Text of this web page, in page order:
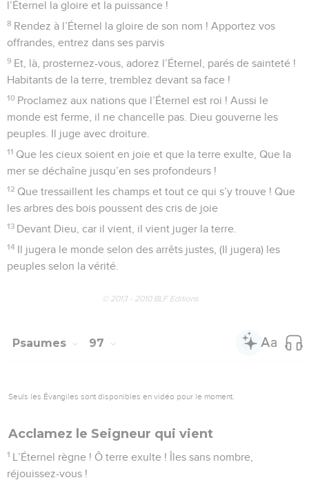
l’Éternel la gloire et la puissance !
8 Rendez à l’Éternel la gloire de son nom ! Apportez vos
offrandes, entrez dans ses parvis
9 Et, là, prosternez-vous, adorez l’Éternel, parés de sainteté !
Habitants de la terre, tremblez devant sa face !
10 Proclamez aux nations que l’Éternel est roi ! Aussi le
monde est ferme, il ne chancelle pas. Dieu gouverne les
peuples. Il juge avec droiture.
11 Que les cieux soient en joie et que la terre exulte, Que la
mer se déchaîne jusqu’en ses profondeurs !
12 Que tressaillent les champs et tout ce qui s’y trouve ! Que
les arbres des bois poussent des cris de joie
13 Devant Dieu, car il vient, il vient juger la terre.
14 Il jugera le monde selon des arrêts justes, (Il jugera) les
peuples selon la vérité.
© 2013 - 2010 BLF Editions
Psaumes 97
Seuls les Évangiles sont disponibles en vidéo pour le moment.
Acclamez le Seigneur qui vient
1 L’Éternel règne ! Ô terre exulte ! Îles sans nombre,
réjouissez-vous !